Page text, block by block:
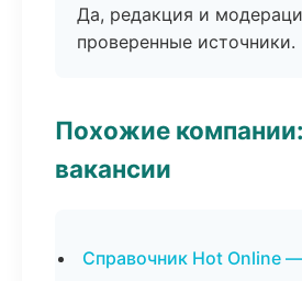
Да, редакция и
проверенные источники.
Похожие
вакансии
Справочник Hot Online